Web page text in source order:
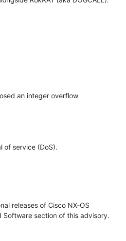
an integer overflow
of service (DoS).
releases of Cisco NX-OS
section of this advisory.